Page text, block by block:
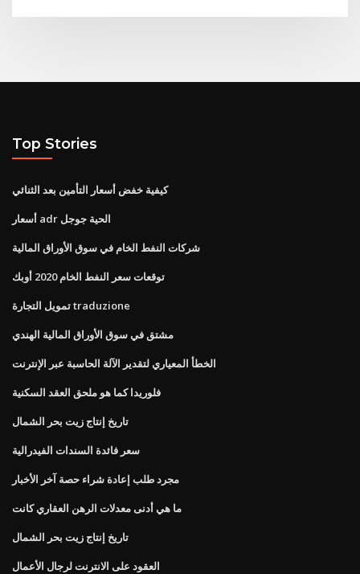
Top Stories
كيفية خفض أسعار التأمين بعد الثنائي
أسعار adr الحية جوجل
شركات النفط الخام في سوق الأوراق المالية
توقعات سعر النفط الخام 2020 أوبك
تمويل التجارة traduzione
مشتق في سوق الأوراق المالية الهندي
الخطأ المعياري لتقدير الآلة الحاسبة عبر الإنترنت
فلوريدا كما هو ملحق العقد السكنية
تاريخ إنتاج زيت بحر الشمال
سعر فائدة السندات الفيدرالية
مجرد طلب إعادة شراء حصة آخر الأخبار
ما هي أدنى معدلات الرهن العقاري كانت
تاريخ إنتاج زيت بحر الشمال
العقود على الانترنت لرجال الأعمال